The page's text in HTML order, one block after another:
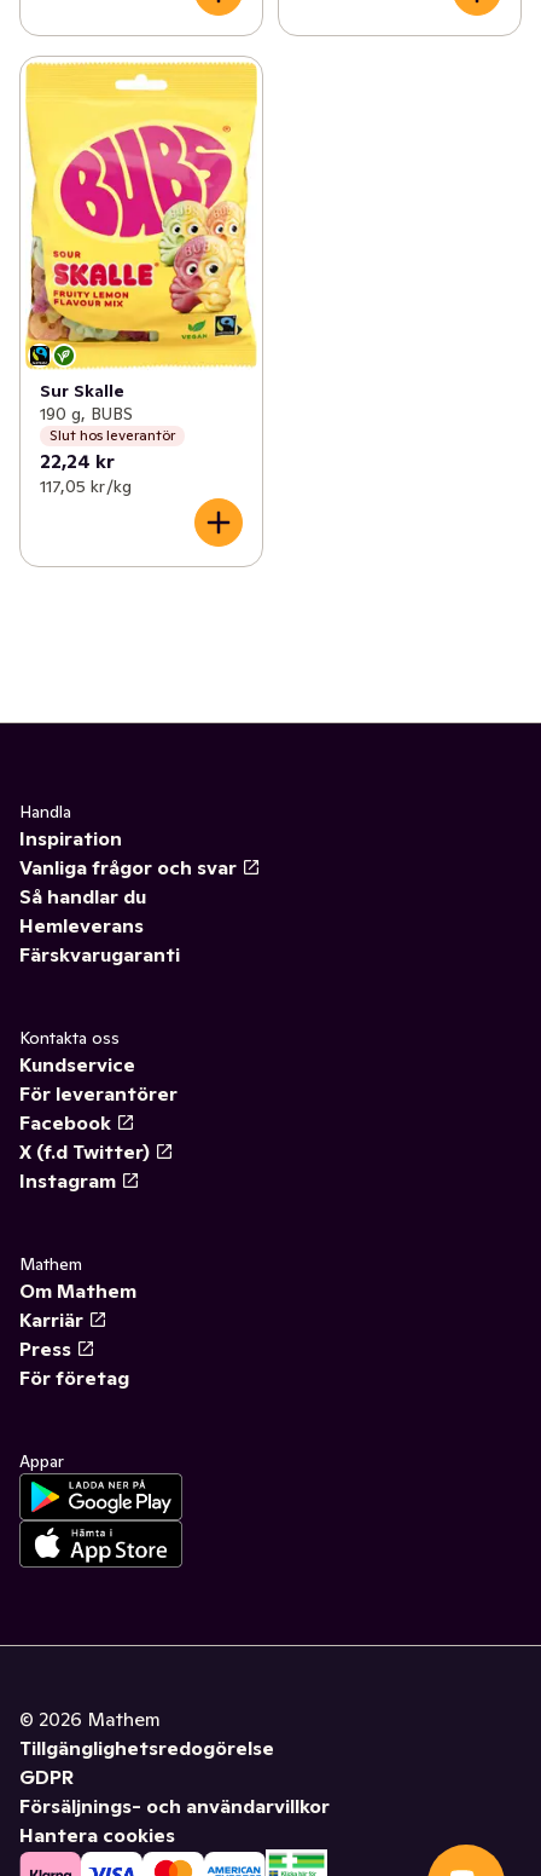
Sur Skalle
190 g, BUBS
Slut hos leverantör
22,24 kr
117,05 kr /kg
Handla
Inspiration
Vanliga frågor och svar
Så handlar du
Hemleverans
Färskvarugaranti
Kontakta oss
Kundservice
För leverantörer
Facebook
X (f.d Twitter)
Instagram
Mathem
Om Mathem
Karriär
Press
För företag
Appar
© 2026 Mathem
Tillgänglighetsredogörelse
GDPR
Försäljnings- och användarvillkor
Hantera cookies